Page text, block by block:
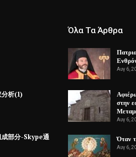
析(1)
部分-Skype通
Όλα Τα Άρθρα
Αυγ 6,
στην
Αυγ 6,
Όταν
Αυγ 6,